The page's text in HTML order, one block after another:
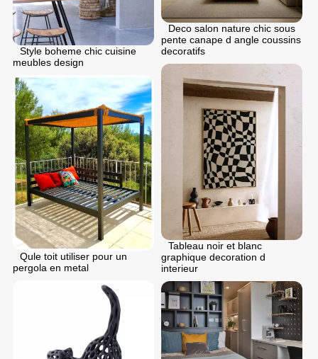
Style boheme chic cuisine
meubles design
Deco salon nature chic sous
pente canape d angle coussins
decoratifs
Tableau noir et blanc
graphique decoration d
interieur
Qule toit utiliser pour un
pergola en metal